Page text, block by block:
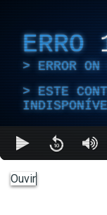
ERRO
ERROR
ESTE
Ouvir